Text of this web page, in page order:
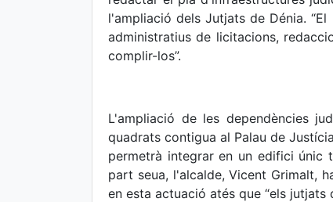
l'ampliació dels Jutjats de Dénia.
administratius de licitacions,
complir-los”.
L'ampliació de les dependències
quadrats contigua al Palau de
permetrà integrar en un edifici únic
part seua, l'alcalde, Vicent Grimalt,
en esta actuació atés que “els